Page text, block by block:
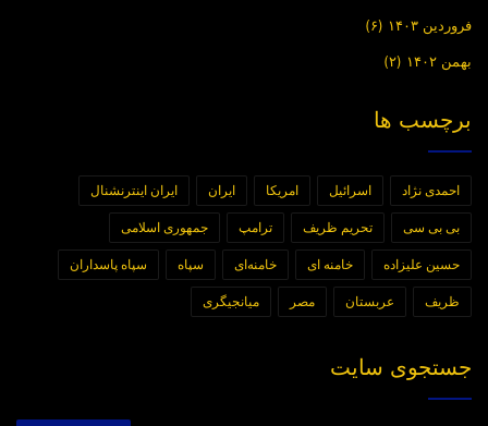
فروردین ۱۴۰۳ (۶)
بهمن ۱۴۰۲ (۲)
برچسب ها
احمدی نژاد اسرائیل امریکا ایران ایران اینترنشنال
بی بی سی تحریم ظریف ترامپ جمهوری اسلامی
حسین علیزاده خامنه ای خامنه‌ای سپاه سپاه پاسداران
ظریف عربستان مصر میانجیگری
جستجوی سایت